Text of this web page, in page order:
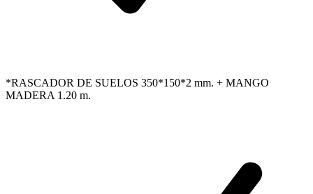
*RASCADOR DE SUELOS 350*150*2 mm. + MANGO
MADERA 1.20 m.